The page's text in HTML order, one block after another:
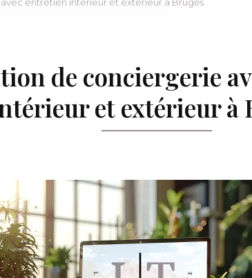
de conciergerie
et extérieur à